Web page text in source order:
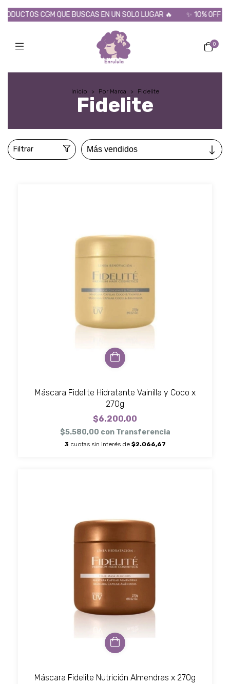
QUE BUSCAS EN UN SOLO LUGAR 🔥 ✨ 10% OFF POR
0
Inicio > Por Marca > Fidelite
Fidelite
Filtrar
Máscara Fidelite Hidratante Vainilla y Coco x
270g
$6.200,00
$5.580,00 con Transferencia
3 cuotas sin interés de $2.066,67
Máscara Fidelite Nutrición Almendras x 270g